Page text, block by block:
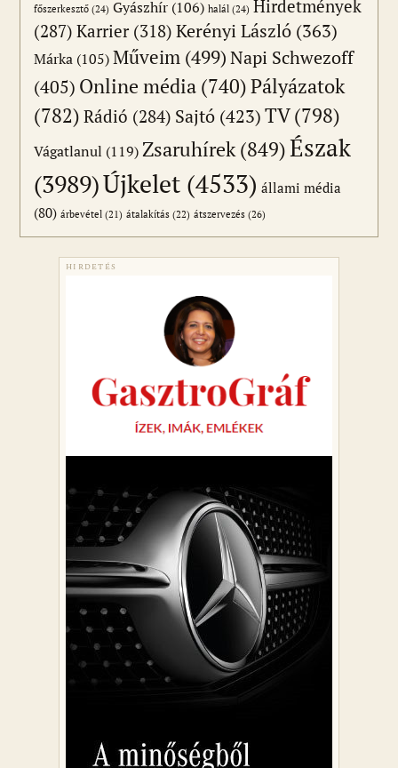
főszerkesztő (24) Gyászhír (106) halál (24) Hirdetmények
(287) Karrier(318) Kerényi László (363)
Márka (105) Műveim (499)Napi Schwezoff
(405) Online média (740)Pályázatok
(782) Rádió (284) Sajtó (423)TV(798)
Vágatlanul (119)Zsaruhírek(849)Észak
(3989)Újkelet (4533) állami média
(80) árbevétel (21) átalakítás (22) átszervezés (26)
HIRDETÉS